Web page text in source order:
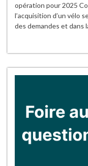
opération pour 2025
l’acquisition d’un vélo
des demandes et dans